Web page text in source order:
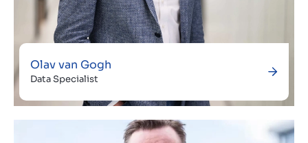
Olav van Gogh
Data Specialist